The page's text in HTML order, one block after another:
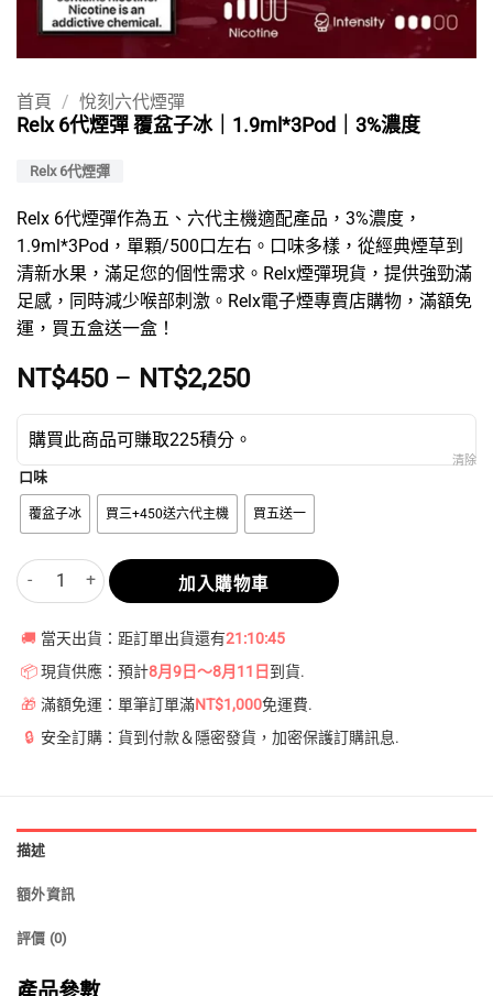
首頁 / 悅刻六代煙彈
Relx 6代煙彈 覆盆子冰｜1.9ml*3Pod｜3%濃度
Relx 6代煙彈
Relx 6代煙彈作為五、六代主機適配產品，3%濃度，
1.9ml*3Pod，單顆/500口左右。口味多樣，從經典煙草到
清新水果，滿足您的個性需求。 Relx煙彈現貨 ，提供強勁滿
足感，同時減少喉部刺激。 Relx電子煙專賣店購物，滿額免
運，買五盒送一盒！
NT$450 – NT$2,250價
圍：
到
NT$2,250
購買此商品可賺取225積分。
口味
覆盆子冰 買三+450送六代主機 買五送一
Relx 6代煙彈 覆盆子冰｜1.9ml*3Pod｜3%濃度 數量
加入購物車
🚚 當天出貨：距訂單出貨還有21:10:45
📦 現貨供應：預計8月9日～8月11日到貨.
🎁 滿額免運：單筆訂單滿NT$1,000免運費.
🔒 安全訂購：貨到付款＆隱密發貨，加密保護訂購訊息.
描述
額外資訊
評價 (0)
產品參數